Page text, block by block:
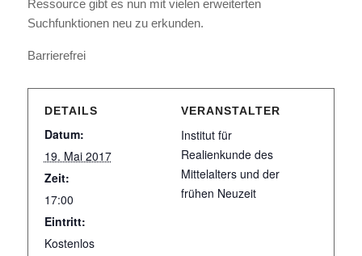
Ressource gibt es nun mit vielen erweiterten
Suchfunktionen neu zu erkunden.
Barrierefrei
DETAILS
Datum:
19. Mai 2017
Zeit:
17:00
Eintritt:
Kostenlos
VERANSTALTER
Institut für
Realienkunde des
Mittelalters und der
frühen Neuzeit